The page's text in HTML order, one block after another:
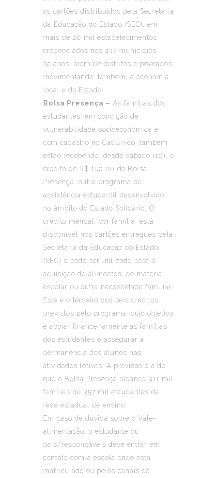
os cartões distribuídos pela Secretaria
da Educação do Estado (SEC), em
mais de 20 mil estabelecimentos
credenciados nos 417 municípios
baianos, além de distritos e povoados,
movimentando, também, a economia
local e do Estado.
Bolsa Presença – As famílias dos
estudantes, em condição de
vulnerabilidade socioeconômica e
com cadastro no CadÚnico, também
estão recebendo, desde sábado (10), o
credito de R$ 150,00 do Bolsa
Presença, outro programa de
assistência estudantil desenvolvido
no âmbito do Estado Solidário. O
crédito mensal, por família, está
disponível nos cartões entregues pela
Secretaria da Educação do Estado
(SEC) e pode ser utilizado para a
aquisição de alimentos, de material
escolar ou outra necessidade familiar.
Este é o terceiro dos seis créditos
previstos pelo programa, cujo objetivo
é apoiar financeiramente as famílias
dos estudantes e assegurar a
permanência dos alunos nas
atividades letivas. A previsão é a de
que o Bolsa Presença alcance 311 mil
famílias de 357 mil estudantes da
rede estadual de ensino.
Em caso de dúvida sobre o Vale-
alimentação, o estudante ou
pais/responsáveis deve entrar em
contato com a escola onde está
matriculado ou pelos canais da